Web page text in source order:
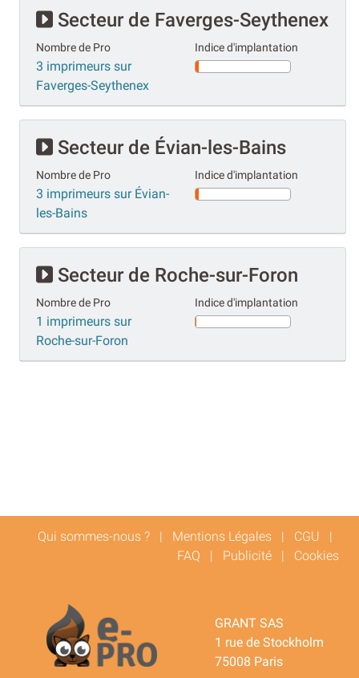
Secteur de Faverges-Seythenex
Nombre de Pro
3 imprimeurs sur
Faverges-Seythenex
Indice d'implantation
Secteur de Évian-les-Bains
Nombre de Pro
3 imprimeurs sur Évian-
les-Bains
Indice d'implantation
Secteur de Roche-sur-Foron
Nombre de Pro
1 imprimeurs sur
Roche-sur-Foron
Indice d'implantation
Qui sommes-nous ? | Mentions Légales | CGU |
FAQ | Publicité | Cookies
GRANT SAS
1 rue de Stockholm
75008 Paris